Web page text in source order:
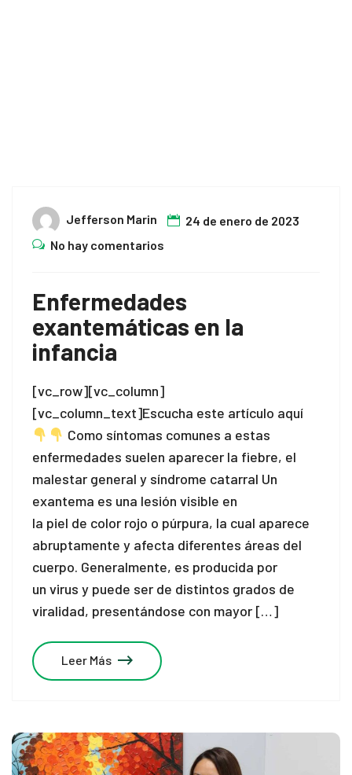
Jefferson Marin
24 de enero de 2023
No hay comentarios
Enfermedades
exantemáticas en la
infancia
[vc_row][vc_column]
[vc_column_text]Escucha este artículo aquí
Como síntomas comunes a estas
enfermedades suelen aparecer la fiebre, el
malestar general y síndrome catarral Un
exantema es una lesión visible en
la piel de color rojo o púrpura, la cual aparece
abruptamente y afecta diferentes áreas del
cuerpo. Generalmente, es producida por
un virus y puede ser de distintos grados de
viralidad, presentándose con mayor […]
Leer Más